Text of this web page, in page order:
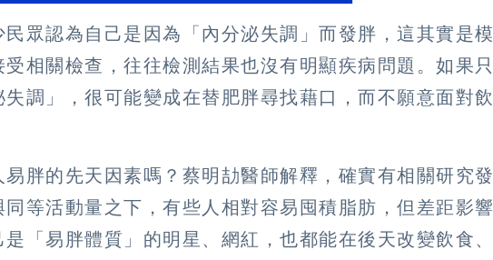
眾認為自己是因為「內分泌失調」而發胖，這其實是模
相關檢查，往往檢測結果也沒有明顯疾病問題。如果只
調」，很可能變成在替肥胖尋找藉口，而不願意面對飲
胖的先天因素嗎？蔡明劼醫師解釋，確實有相關研究發
等活動量之下，有些人相對容易囤積脂肪，但差距影響
「易胖體質」的明星、網紅，也都能在後天改變飲食、